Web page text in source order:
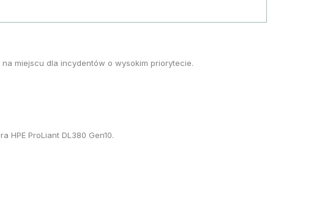
miejscu dla incydentów o wysokim priorytecie.
HPE ProLiant DL380 Gen10.